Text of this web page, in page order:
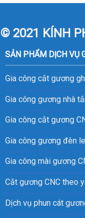
© 2021 KÍNH
SẢN PHẨM DỊCH VỤ
Gia công cắt gương
Gia công gương nhà
Gia công cắt gương
Gia công gương đèn
Gia công mài gương
Cắt gương CNC theo
Dịch vụ phun cát